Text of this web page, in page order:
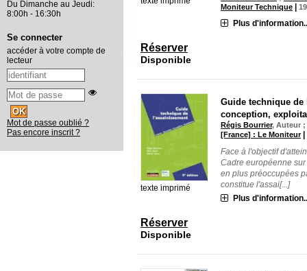
Moniteur Technique |
Plus
Réserver
Disponible
texte imprimé
Guide technique de
conception,
Régis Bourrier, Auteur
[France] : Le Moniteur|
Face à l'objectif
Cadre européenne
en plus préoccupées
constitue l'assai[...]
Plus
Réserver
Disponible
Du Dimanche au Jeudi:
8:00h - 16:30h
Se connecter
accéder à votre compte de
lecteur
Mot de passe oublié ?
Pas encore inscrit ?